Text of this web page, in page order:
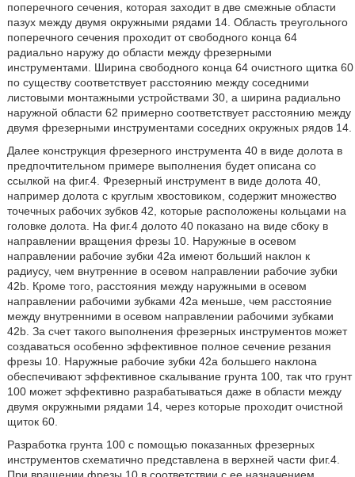
поперечного сечения, которая заходит в две смежные области
пазух между двумя окружными рядами 14. Область треугольного
поперечного сечения проходит от свободного конца 64
радиально наружу до области между фрезерными
инструментами. Ширина свободного конца 64 очистного щитка 60
по существу соответствует расстоянию между соседними
листовыми монтажными устройствами 30, а ширина радиально
наружной области 62 примерно соответствует расстоянию между
двумя фрезерными инструментами соседних окружных рядов 14.
Далее конструкция фрезерного инструмента 40 в виде долота в
предпочтительном примере выполнения будет описана со
ссылкой на фиг.4. Фрезерный инструмент в виде долота 40,
например долота с круглым хвостовиком, содержит множество
точечных рабочих зубков 42, которые расположены кольцами на
головке долота. На фиг.4 долото 40 показано на виде сбоку в
направлении вращения фрезы 10. Наружные в осевом
направлении рабочие зубки 42а имеют больший наклон к
радиусу, чем внутренние в осевом направлении рабочие зубки
42b. Кроме того, расстояния между наружными в осевом
направлении рабочими зубками 42a меньше, чем расстояние
между внутренними в осевом направлении рабочими зубками
42b. За счет такого выполнения фрезерных инструментов может
создаваться особенно эффективное полное сечение резания
фрезы 10. Наружные рабочие зубки 42a большего наклона
обеспечивают эффективное скалывание грунта 100, так что грунт
100 может эффективно разрабатываться даже в области между
двумя окружными рядами 14, через которые проходит очистной
щиток 60.
Разработка грунта 100 с помощью показанных фрезерных
инструментов схематично представлена в верхней части фиг.4.